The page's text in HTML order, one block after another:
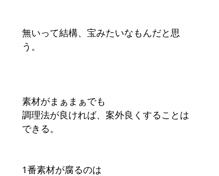
無いって結構、宝みたいなもんだと思
う。
素材がまぁまぁでも
調理法が良ければ、案外良くすることは
できる。
1番素材が腐るのは